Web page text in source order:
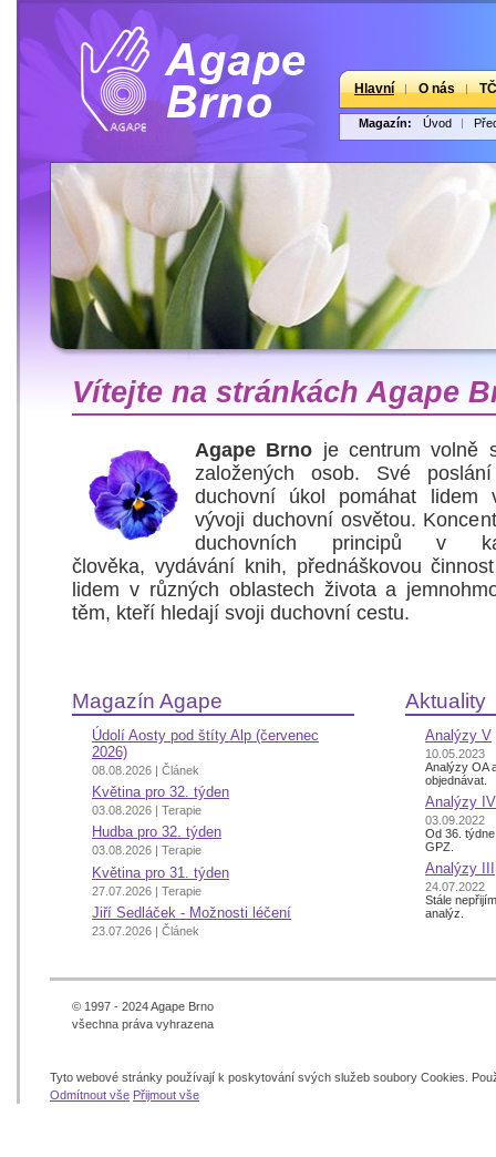
Hlavní O nás
Magazín: Úvod
Vítejte na stránkách Agape
Agape Brno je centrum volně
založených osob. Své
duchovní úkol pomáhat lidem
vývoji duchovní osvětou.
duchovních principů v
člověka, vydávání knih, přednáškovou
lidem v různých oblastech života a
těm, kteří hledají svoji duchovní cestu.
Magazín Agape
Údolí Aosty pod štíty Alp (červenec
2026)
08.08.2026 | Článek
Květina pro 32. týden
03.08.2026 | Terapie
Hudba pro 32. týden
03.08.2026 | Terapie
Květina pro 31. týden
27.07.2026 | Terapie
Jiří Sedláček - Možnosti léčení
23.07.2026 | Článek
Aktuality
Analýzy V
10.05.2023
Analýzy OA
objednávat.
Analýzy IV
03.09.2022
Od 36.
GPZ.
Analýzy III
24.07.2022
Stále
analýz.
© 1997 - 2024 Agape Brno
všechna práva vyhrazena
Tyto webové stránky používají k poskytování svých služeb soubory Cookies.